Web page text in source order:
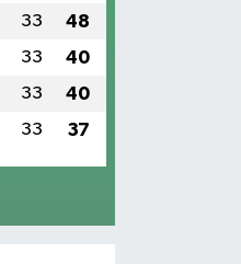
33 48
33 40
33 40
33 37